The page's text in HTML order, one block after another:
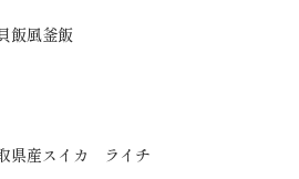
飯風釜飯
県産スイカ ライチ